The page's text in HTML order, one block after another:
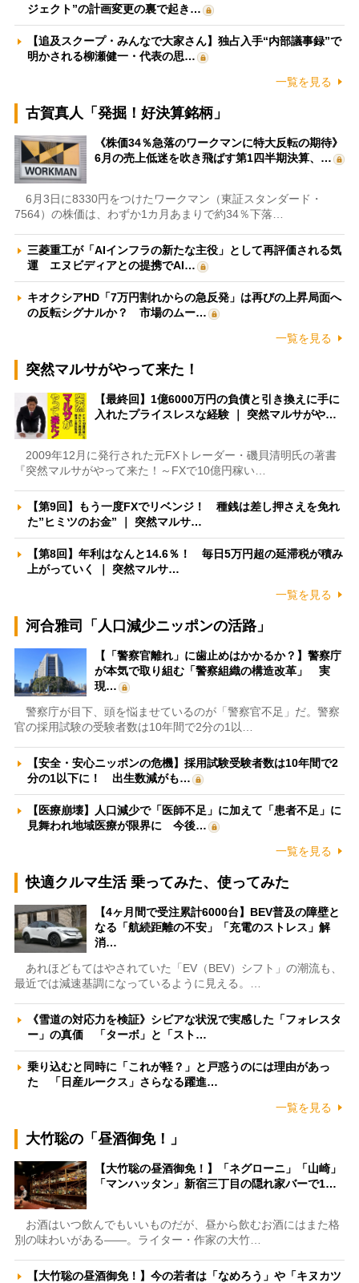
ジェクト”の計画変更の裏で起き…
【追及スクープ・みんなで大家さん】独占入手“内部議事録”で
明かされる柳瀬健一・代表の思…
一覧を見る
古賀真人「発掘！好決算銘柄」
《株価34％急落のワークマンに特大反転の期待》
6月の売上低迷を吹き飛ばす第1四半期決算、…
6月3日に8330円をつけたワークマン（東証スタンダード・
7564）の株価は、わずか1カ月あまりで約34％下落…
三菱重工が「AIインフラの新たな主役」として再評価される気
運 エヌビディアとの提携でAI…
キオクシアHD「7万円割れからの急反発」は再びの上昇局面へ
の反転シグナルか？ 市場のムー…
一覧を見る
突然マルサがやって来た！
【最終回】1億6000万円の負債と引き換えに手に
入れたプライスレスな経験 ｜ 突然マルサがや…
2009年12月に発行された元FXトレーダー・磯貝清明氏の著書
『突然マルサがやって来た！～FXで10億円稼い…
【第9回】もう一度FXでリベンジ！ 種銭は差し押さえを免れ
た”ヒミツのお金” ｜ 突然マルサ…
【第8回】年利はなんと14.6％！ 毎日5万円超の延滞税が積み
上がっていく ｜ 突然マルサ…
一覧を見る
河合雅司「人口減少ニッポンの活路」
【「警察官離れ」に歯止めはかかるか？】警察庁
が本気で取り組む「警察組織の構造改革」 実
現…
警察庁が目下、頭を悩ませているのが「警察官不足」だ。警察
官の採用試験の受験者数は10年間で2分の1以…
【安全・安心ニッポンの危機】採用試験受験者数は10年間で2
分の1以下に！ 出生数減がも…
【医療崩壊】人口減少で「医師不足」に加えて「患者不足」に
見舞われ地域医療が限界に 今後…
一覧を見る
快適クルマ生活 乗ってみた、使ってみた
【4ヶ月間で受注累計6000台】BEV普及の障壁と
なる「航続距離の不安」「充電のストレス」解
消…
あれほどもてはやされていた「EV（BEV）シフト」の潮流も、
最近では減速基調になっているように見える。…
《雪道の対応力を検証》シビアな状況で実感した「フォレスタ
ー」の真価 「ターボ」と「スト…
乗り込むと同時に「これが軽？」と戸惑うのには理由があっ
た 「日産ルークス」さらなる躍進…
一覧を見る
大竹聡の「昼酒御免！」
【大竹聡の昼酒御免！】「ネグローニ」「山崎」
「マンハッタン」新宿三丁目の隠れ家バーで1…
お酒はいつ飲んでもいいものだが、昼から飲むお酒にはまた格
別の味わいがある――。ライター・作家の大竹…
【大竹聡の昼酒御免！】今の若者は「なめろう」や「キヌカツ